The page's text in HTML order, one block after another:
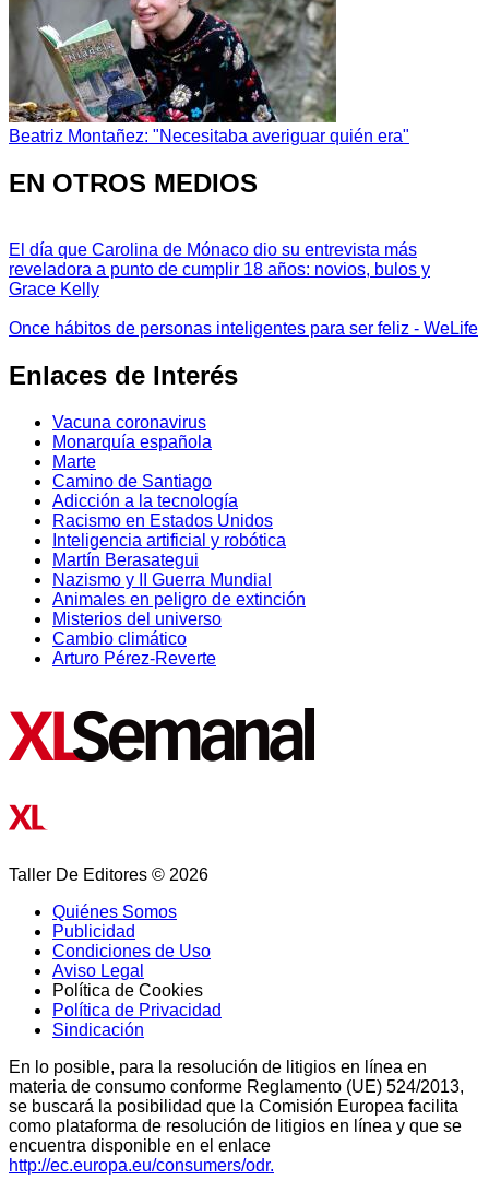
Beatriz Montañez: "Necesitaba averiguar quién era"
EN OTROS MEDIOS
El día que Carolina de Mónaco dio su entrevista más
reveladora a punto de cumplir 18 años: novios, bulos y
Grace Kelly
Once hábitos de personas inteligentes para ser feliz - WeLife
Enlaces de Interés
Vacuna coronavirus
Monarquía española
Marte
Camino de Santiago
Adicción a la tecnología
Racismo en Estados Unidos
Inteligencia artificial y robótica
Martín Berasategui
Nazismo y II Guerra Mundial
Animales en peligro de extinción
Misterios del universo
Cambio climático
Arturo Pérez-Reverte
Taller De Editores © 2026
Quiénes Somos
Publicidad
Condiciones de Uso
Aviso Legal
Política de Cookies
Política de Privacidad
Sindicación
En lo posible, para la resolución de litigios en línea en
materia de consumo conforme Reglamento (UE) 524/2013,
se buscará la posibilidad que la Comisión Europea facilita
como plataforma de resolución de litigios en línea y que se
encuentra disponible en el enlace
http://ec.europa.eu/consumers/odr.